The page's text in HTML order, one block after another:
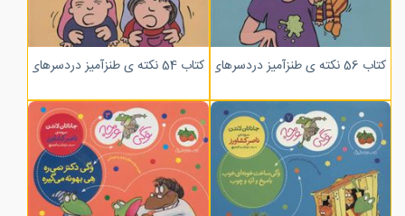
کتاب 56 نکته ی طنزآمیز دردسرهای پدر شدن کتاب 54 نکته ی طنزآمیز دردسرهای مادربزرگ و پدربزرگ شدن